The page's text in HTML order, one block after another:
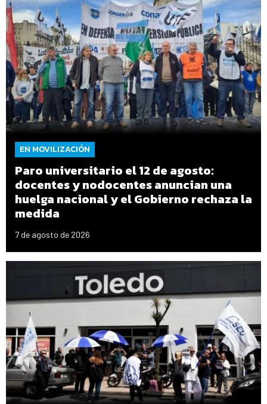
EN MOVILIZACIÓN
Paro universitario el 12 de agosto:
docentes y nodocentes anuncian una
huelga nacional y el Gobierno rechaza la
medida
7 de agosto de 2026